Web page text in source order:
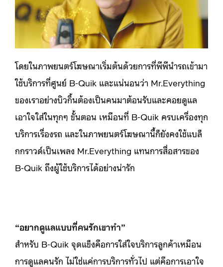
โดยในภาพยนตร์โฆษณาเริ่มต้นด้วยการที่พีพีนำรถเข้ามา
ใช้บริการที่ศูนย์ B-Quik และแน่นอนว่า Mr.Everything
ของเราอย่างบิวกิ้นต้องเป็นคนมาต้อนรับและคอยดูแล
เอาใจใส่ในทุกๆ ขั้นตอน เหมือนที่ B-Quik ครบเครื่องทุก
บริการเรื่องรถ และในภาพยนตร์โฆษณานี้ก็ยังคงใช้แบล็
กกราวด์เป็นเพลง Mr.Everything แทนการสื่อสารของ
B-Quik ถึงผู้ใช้บริการได้อย่างน่ารัก
“อยากดูแลแบบที่คนรักเขาทำ”
สำหรับ B-Quik จุดแข็งคือการใส่ใจบริการลูกค้าเหมือน
การดูแลคนรัก ไม่ใช่แค่การบริการทั่วไป แต่คือการเอาใจ